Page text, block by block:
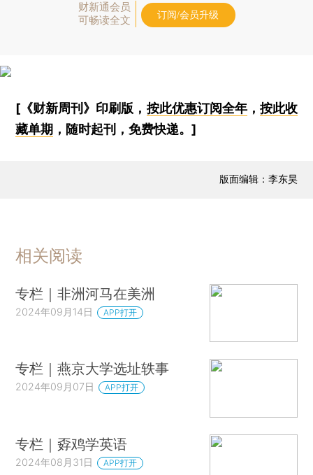
财新通会员
可畅读全文
订阅/会员升级
[《财新周刊》印刷版， 按此优惠订阅全年， 按此收
藏单期 ，随时起刊，免费快递。]
版面编辑：李东昊
相关阅读
专栏｜非洲河马在美洲
2024年09月14日 APP打开
专栏｜燕京大学选址轶事
2024年09月07日 APP打开
专栏｜孬鸡学英语
2024年08月31日 APP打开